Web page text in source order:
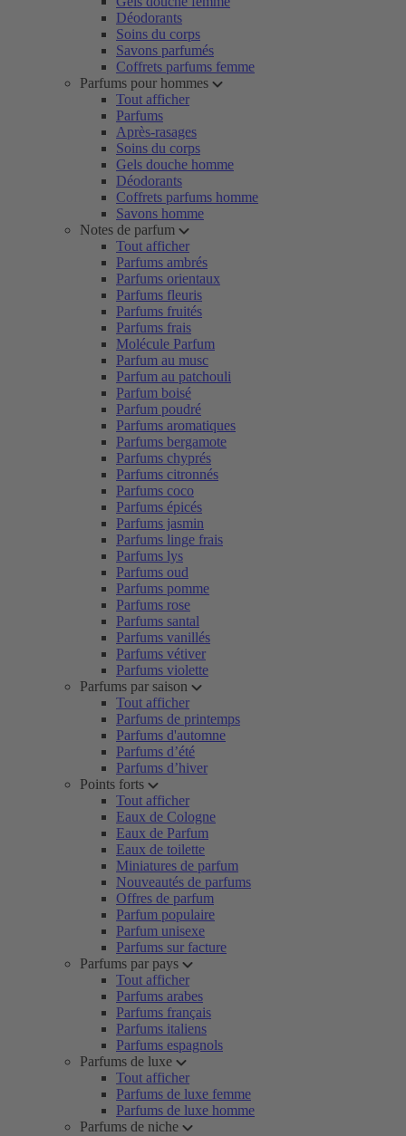
Déodorants
Soins du corps
Savons parfumés
Coffrets parfums femme
Parfums pour hommes
Tout afficher
Parfums
Après-rasages
Soins du corps
Gels douche homme
Déodorants
Coffrets parfums homme
Savons homme
Notes de parfum
Tout afficher
Parfums ambrés
Parfums orientaux
Parfums fleuris
Parfums fruités
Parfums frais
Molécule Parfum
Parfum au musc
Parfum au patchouli
Parfum boisé
Parfum poudré
Parfums aromatiques
Parfums bergamote
Parfums chyprés
Parfums citronnés
Parfums coco
Parfums épicés
Parfums jasmin
Parfums linge frais
Parfums lys
Parfums oud
Parfums pomme
Parfums rose
Parfums santal
Parfums vanillés
Parfums vétiver
Parfums violette
Parfums par saison
Tout afficher
Parfums de printemps
Parfums d'automne
Parfums d’été
Parfums d’hiver
Points forts
Tout afficher
Eaux de Cologne
Eaux de Parfum
Eaux de toilette
Miniatures de parfum
Nouveautés de parfums
Offres de parfum
Parfum populaire
Parfum unisexe
Parfums sur facture
Parfums par pays
Tout afficher
Parfums arabes
Parfums français
Parfums italiens
Parfums espagnols
Parfums de luxe
Tout afficher
Parfums de luxe femme
Parfums de luxe homme
Parfums de niche